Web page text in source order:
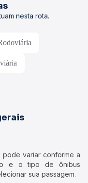
nesta rota.
pode variar conforme a
e o tipo de ônibus
sua passagem.